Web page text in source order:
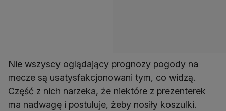
Nie wszyscy oglądający prognozy pogody na
mecze są usatysfakcjonowani tym, co widzą.
Część z nich narzeka, że niektóre z prezenterek
ma nadwagę i postuluje, żeby nosiły koszulki.